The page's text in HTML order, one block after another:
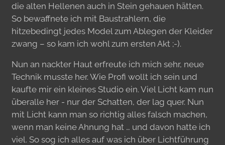
die alten Hellenen auch in Stein gehauen hätten.
So bewaffnete ich mit Baustrahlern, die
hitzebedingt jedes Model zum Ablegen der Kleider
zwang – so kam ich wohl zum ersten Akt ;-).
Nun an nackter Haut erfreute ich mich sehr, neue
Technik musste her. Wie Profi wollt ich sein und
kaufte mir ein kleines Studio ein. Viel Licht kam nun
überalle her - nur der Schatten, der lag quer. Nun
mit Licht kann man so richtig alles falsch machen,
wenn man keine Ahnung hat … und davon hatte ich
viel. So sog ich alles auf was ich über Lichtführung